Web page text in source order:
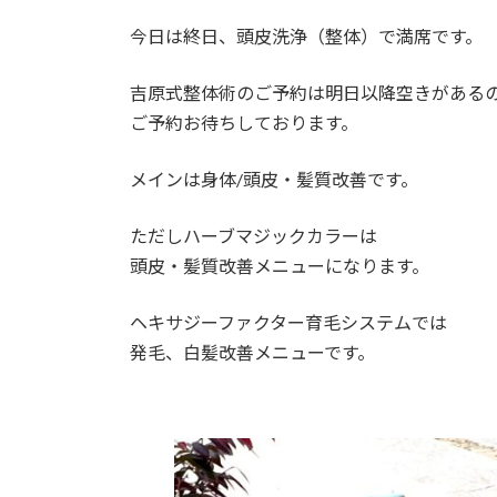
:
今日は終日、頭皮洗浄（整体）で満席です。
吉原式整体術のご予約は明日以降空きがある
ご予約お待ちしております。
メインは身体/頭皮・髪質改善です。
ただしハーブマジックカラーは
頭皮・髪質改善メニューになります。
ヘキサジーファクター育毛システムでは
発毛、白髪改善メニューです。